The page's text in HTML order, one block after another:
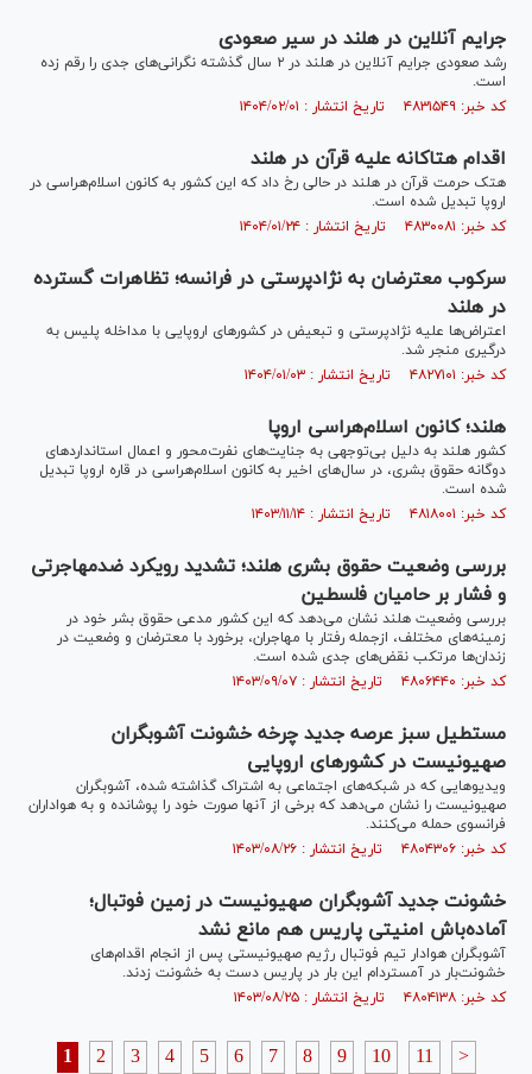
جرایم آنلاین در هلند در سیر صعودی
رشد صعودی جرایم آنلاین در هلند در ۲ سال گذشته نگرانی‌های جدی را رقم زده
است.
کد خبر: ۴۸۳۱۵۴۹ تاریخ انتشار : ۱۴۰۴/۰۲/۰۱
اقدام هتاکانه علیه قرآن در هلند
هتک حرمت قرآن در هلند در حالی رخ داد که این کشور به کانون اسلام‌هراسی در
اروپا تبدیل شده است.
کد خبر: ۴۸۳۰۰۸۱ تاریخ انتشار : ۱۴۰۴/۰۱/۲۴
سرکوب معترضان به نژادپرستی در فرانسه؛ تظاهرات گسترده
در هلند
اعتراض‌ها علیه نژادپرستی و تبعیض در کشور‌های اروپایی با مداخله پلیس به
درگیری منجر شد.
کد خبر: ۴۸۲۷۱۰۱ تاریخ انتشار : ۱۴۰۴/۰۱/۰۳
هلند؛ کانون اسلام‌هراسی اروپا
کشور هلند به دلیل بی‌توجهی به جنایت‌های نفرت‌محور و اعمال استاندارد‌های
دوگانه حقوق بشری، در سال‌های اخیر به کانون اسلام‌هراسی در قاره اروپا تبدیل
شده است.
کد خبر: ۴۸۱۸۰۰۱ تاریخ انتشار : ۱۴۰۳/۱۱/۱۴
بررسی وضعیت حقوق بشری هلند؛ تشدید رویکرد ضدمهاجرتی
و فشار بر حامیان فلسطین
بررسی وضعیت هلند نشان می‌دهد که این کشور مدعی حقوق بشر خود در
زمینه‌های مختلف، ازجمله رفتار با مهاجران، برخورد با معترضان و وضعیت در
زندان‌ها مرتکب نقض‌های جدی شده است.
کد خبر: ۴۸۰۶۴۴۰ تاریخ انتشار : ۱۴۰۳/۰۹/۰۷
مستطیل سبز عرصه جدید چرخه خشونت آشوبگران
صهیونیست در کشورهای اروپایی
ویدیو‌هایی که در شبکه‌های اجتماعی به اشتراک گذاشته شده، آشوبگران
صهیونیست را نشان می‌دهد که برخی از آنها صورت خود را پوشانده و به هواداران
فرانسوی حمله می‌کنند.
کد خبر: ۴۸۰۴۳۰۶ تاریخ انتشار : ۱۴۰۳/۰۸/۲۶
خشونت جدید آشوبگران صهیونیست در زمین فوتبال؛
آماده‌باش امنیتی پاریس هم مانع نشد
آشوبگران هوادار تیم فوتبال رژیم صهیونیستی پس از انجام اقدام‌های
خشونت‌بار در آمستردام این بار در پاریس دست به خشونت زدند.
کد خبر: ۴۸۰۴۱۳۸ تاریخ انتشار : ۱۴۰۳/۰۸/۲۵
1 2 3 4 5 6 7 8 9 10 11 >